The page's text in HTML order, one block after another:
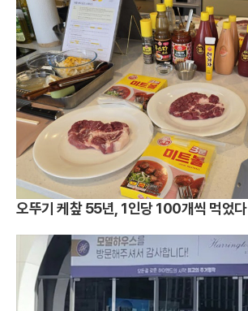
오뚜기 케챂 55년, 1인당 100개씩 먹었다